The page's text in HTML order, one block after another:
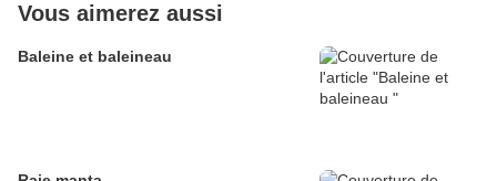
Vous aimerez aussi
Baleine et baleineau